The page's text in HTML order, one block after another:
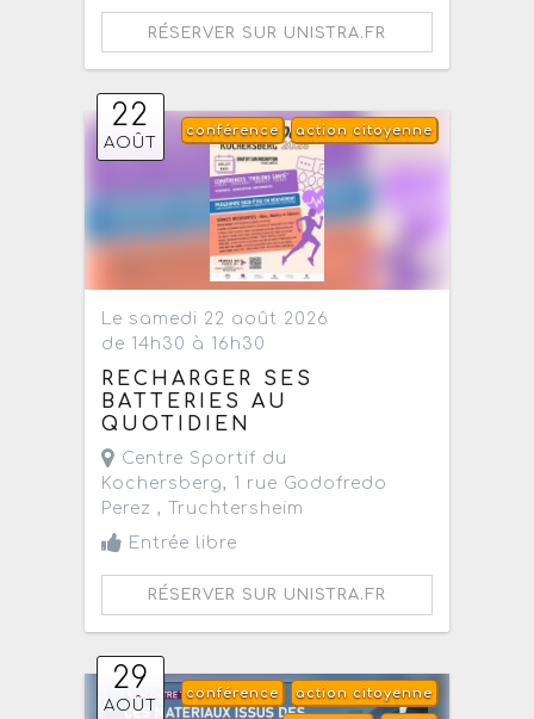
RÉSERVER SUR UNISTRA.FR
22
AOÛT
action citoyenne
conférence
Le samedi 22 août 2026
de 14h30 à 16h30
RECHARGER SES
BATTERIES AU
QUOTIDIEN
Centre Sportif du
Kochersberg, 1 rue Godofredo
Perez , Truchtersheim
Entrée libre
RÉSERVER SUR UNISTRA.FR
29
AOÛT
action citoyenne
conférence